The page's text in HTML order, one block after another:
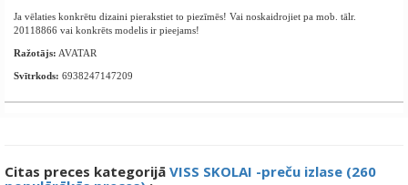
Ja vēlaties konkrētu dizaini pierakstiet to piezīmēs! Vai noskaidrojiet pa mob. tālr.
20118866 vai konkrēts modelis ir pieejams!
Ražotājs: AVATAR
Svītrkods: 6938247147209
Citas preces kategorijā VISS SKOLAI -preču izlase (260